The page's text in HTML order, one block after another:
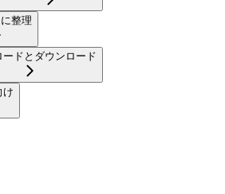
整理
ードとダウンロード
け